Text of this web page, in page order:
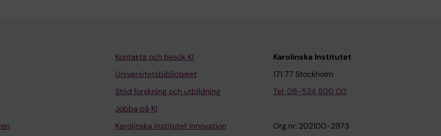
Kontakta och besök KI
Universitetsbiblioteket
Stöd forskning och utbildning
Jobba på KI
Karolinska Institutet Innovation
Karolinska Institutet
171 77 Stockholm
Tel: 08-524 800 00
Org.nr: 202100-2973